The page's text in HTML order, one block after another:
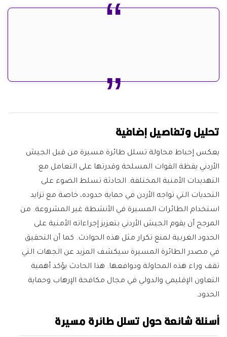
تحليل وتفاصيل إضافية
يعكس إحباط محاولة تسلل طائرة مسيرة من قبل الجيش
الأردني يقظة القوات المسلحة وقدرتها على التعامل مع
التهديدات الأمنية المختلفة. الحادثة تسلط الضوء على
التحديات التي تواجه الأردن في حماية حدوده، خاصة مع تزايد
استخدام الطائرات المسيرة في الأنشطة غير المشروعة. من
المرجح أن يقوم الجيش الأردني بتعزيز إجراءاته الأمنية على
الحدود الغربية لمنع تكرار مثل هذه الحوادث. كما أن التحقيق
في مصدر الطائرة المسيرة سيكشف المزيد عن الجهات التي
تقف وراء هذه المحاولة ودوافعها. هذا الحادث يؤكد أهمية
التعاون الإقليمي والدولي في مجال مكافحة الإرهاب وحماية
الحدود.
أسئلة شائعة حول تسلل طائرة مسيرة